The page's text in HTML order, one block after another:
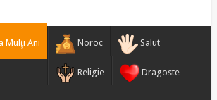
Mulți Ani Noroc Salut
Religie Dragoste